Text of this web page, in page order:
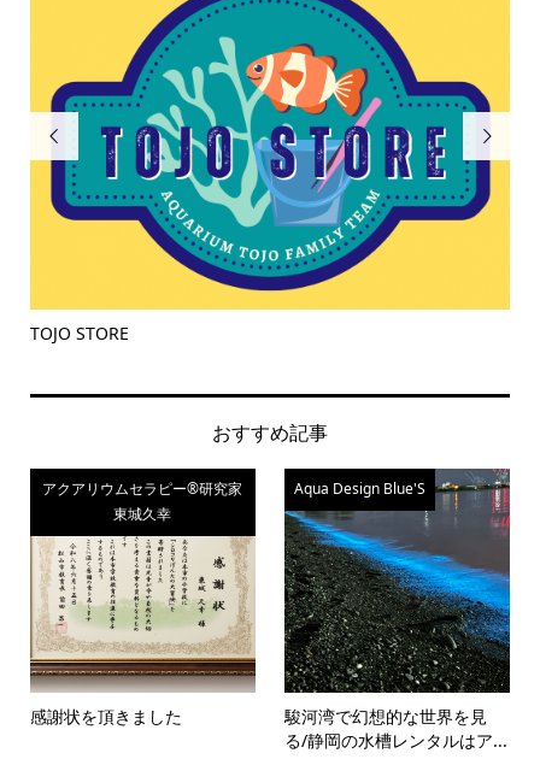

TOJO STORE

おすすめ記事
アクアリウムセラピー®研究家
東城久幸
感謝状を頂きました
Aqua Design Blue'S
駿河湾で幻想的な世界を見
る/静岡の水槽レンタルはア...